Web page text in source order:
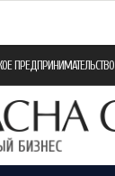
ПРЕДПРИНИМАТЕЛЬСТВО
БІЗНЕСУ
КЕРУВАТИ